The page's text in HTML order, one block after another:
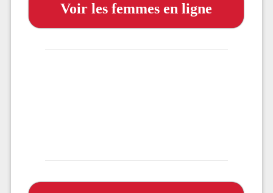
Voir les femmes en ligne